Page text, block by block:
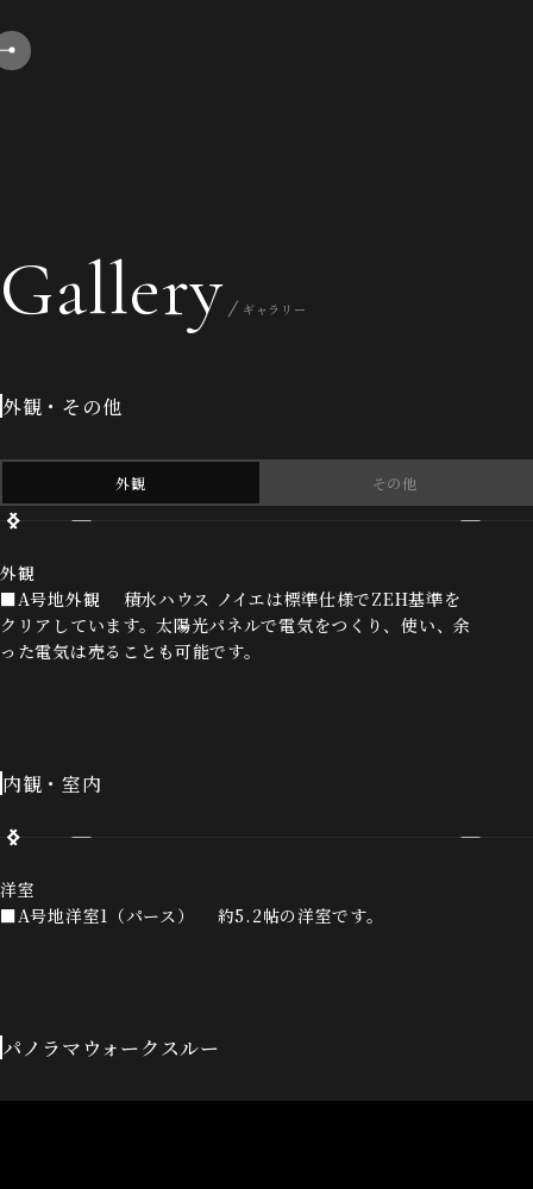
Gallery ギャラリー
外観・その他
外観 その他
外観
■A号地外観 積水ハウス ノイエは標準仕様でZEH基準を
クリアしています。太陽光パネルで電気をつくり、使い、余
った電気は売ることも可能です。
内観・室内
洋室
■A号地洋室1（パース） 約5.2帖の洋室です。
パノラマウォークスルー